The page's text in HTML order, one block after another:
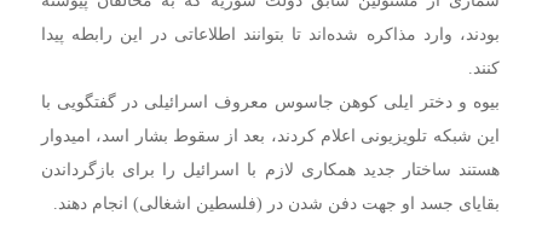
بودند، وارد مذاکره شده‌اند تا بتوانند اطلاعاتی در این رابطه پیدا
کنند.
بیوه و دختر ایلی کوهن جاسوس معروف اسرائیلی در گفتگویی با
این شبکه تلویزیونی اعلام کردند، بعد از سقوط بشار اسد، امیدوار
هستند ساختار جدید همکاری لازم با اسرائیل را برای بازگرداندن
بقایای جسد او جهت دفن شدن در (فلسطین اشغالی) انجام دهند.